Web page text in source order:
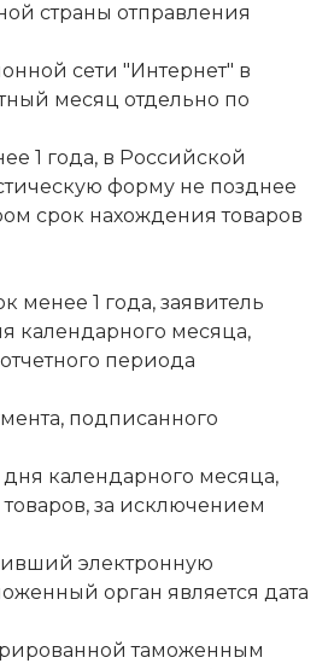
страны отправления
сети "Интернет" в
месяц отдельно по
1 года, в Российской
форму не позднее
срок нахождения товаров
менее 1 года, заявитель
календарного месяца,
периода
подписанного
дня календарного месяца,
за исключением
электронную
орган является дата
таможенным